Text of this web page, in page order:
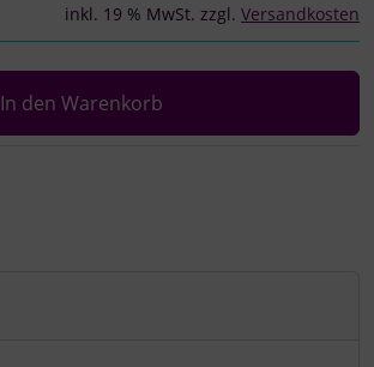
inkl. 19 % MwSt. zzgl. Versandkosten
In den Warenkorb